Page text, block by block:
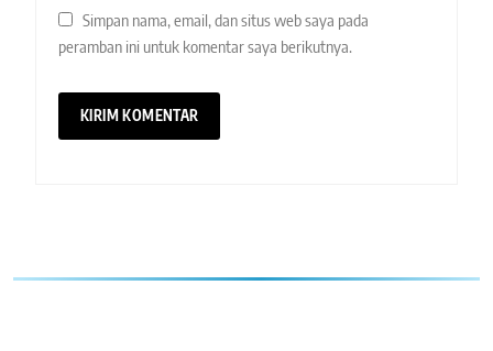
Simpan nama, email, dan situs web saya pada
peramban ini untuk komentar saya berikutnya.